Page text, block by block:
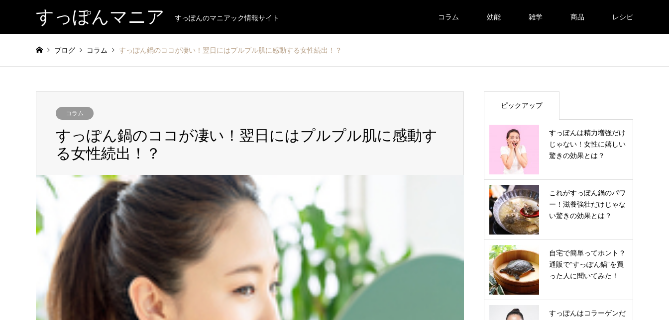
すっぽんマニア すっぽんのマニアック情報サイト コラム 効能 雑学 商品 レシピ
ブログ コラム すっぽん鍋のココが凄い！翌日にはプルプル肌に感動する女性続出！？
コラム
すっぽん鍋のココが凄い！翌日にはプルプル肌に感動す
る女性続出！？
ピックアップ
すっぽんは精力増強だけ
じゃない！女性に嬉しい
驚きの効果とは？
これがすっぽん鍋のパワ
ー！滋養強壮だけじゃな
い驚きの効果とは？
自宅で簡単ってホント？
通販で”すっぽん鍋”を買
った人に聞いてみた！
すっぽんはコラーゲンだ